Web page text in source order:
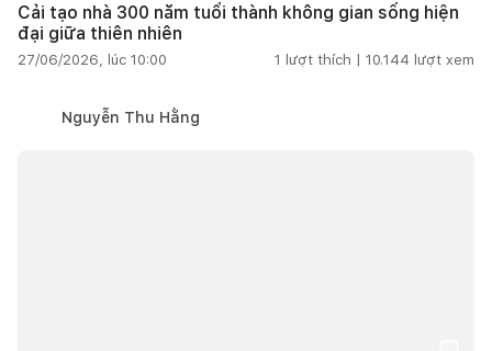
Cải tạo nhà 300 năm tuổi thành không gian sống hiện
đại giữa thiên nhiên
27/06/2026, lúc 10:00 1 lượt thích | 10.144 lượt xem
Nguyễn Thu Hằng